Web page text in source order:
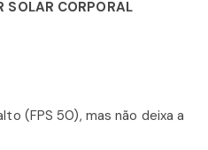
SOLAR CORPORAL
(FPS 50), mas não deixa a